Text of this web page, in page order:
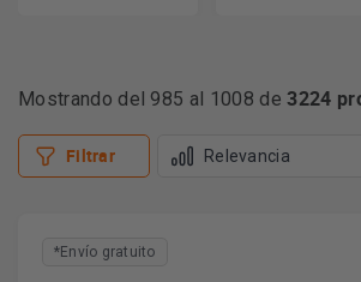
Mostrando del 985 al 1008 de3224
Filtrar
*Envío gratuito